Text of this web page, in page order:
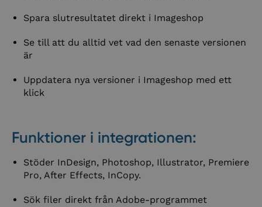
Spara slutresultatet direkt i Imageshop
Se till att du alltid vet vad den senaste versionen
är
Uppdatera nya versioner i Imageshop med ett
klick
Funktioner i integrationen:
Stöder InDesign, Photoshop, Illustrator, Premiere
Pro, After Effects, InCopy.
Sök filer direkt från Adobe-programmet